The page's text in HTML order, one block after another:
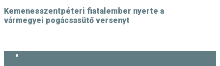
Kemenesszentpéteri fiatalember nyerte a
vármegyei pogácsasütő versenyt